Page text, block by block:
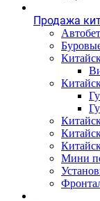
Продажа
Мини